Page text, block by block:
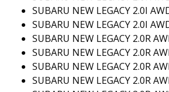
SUBARU NEW LEGACY 2.0I
SUBARU NEW LEGACY 2.0I
SUBARU NEW LEGACY 2.0R
SUBARU NEW LEGACY 2.0R
SUBARU NEW LEGACY 2.0R
SUBARU NEW LEGACY 2.0R